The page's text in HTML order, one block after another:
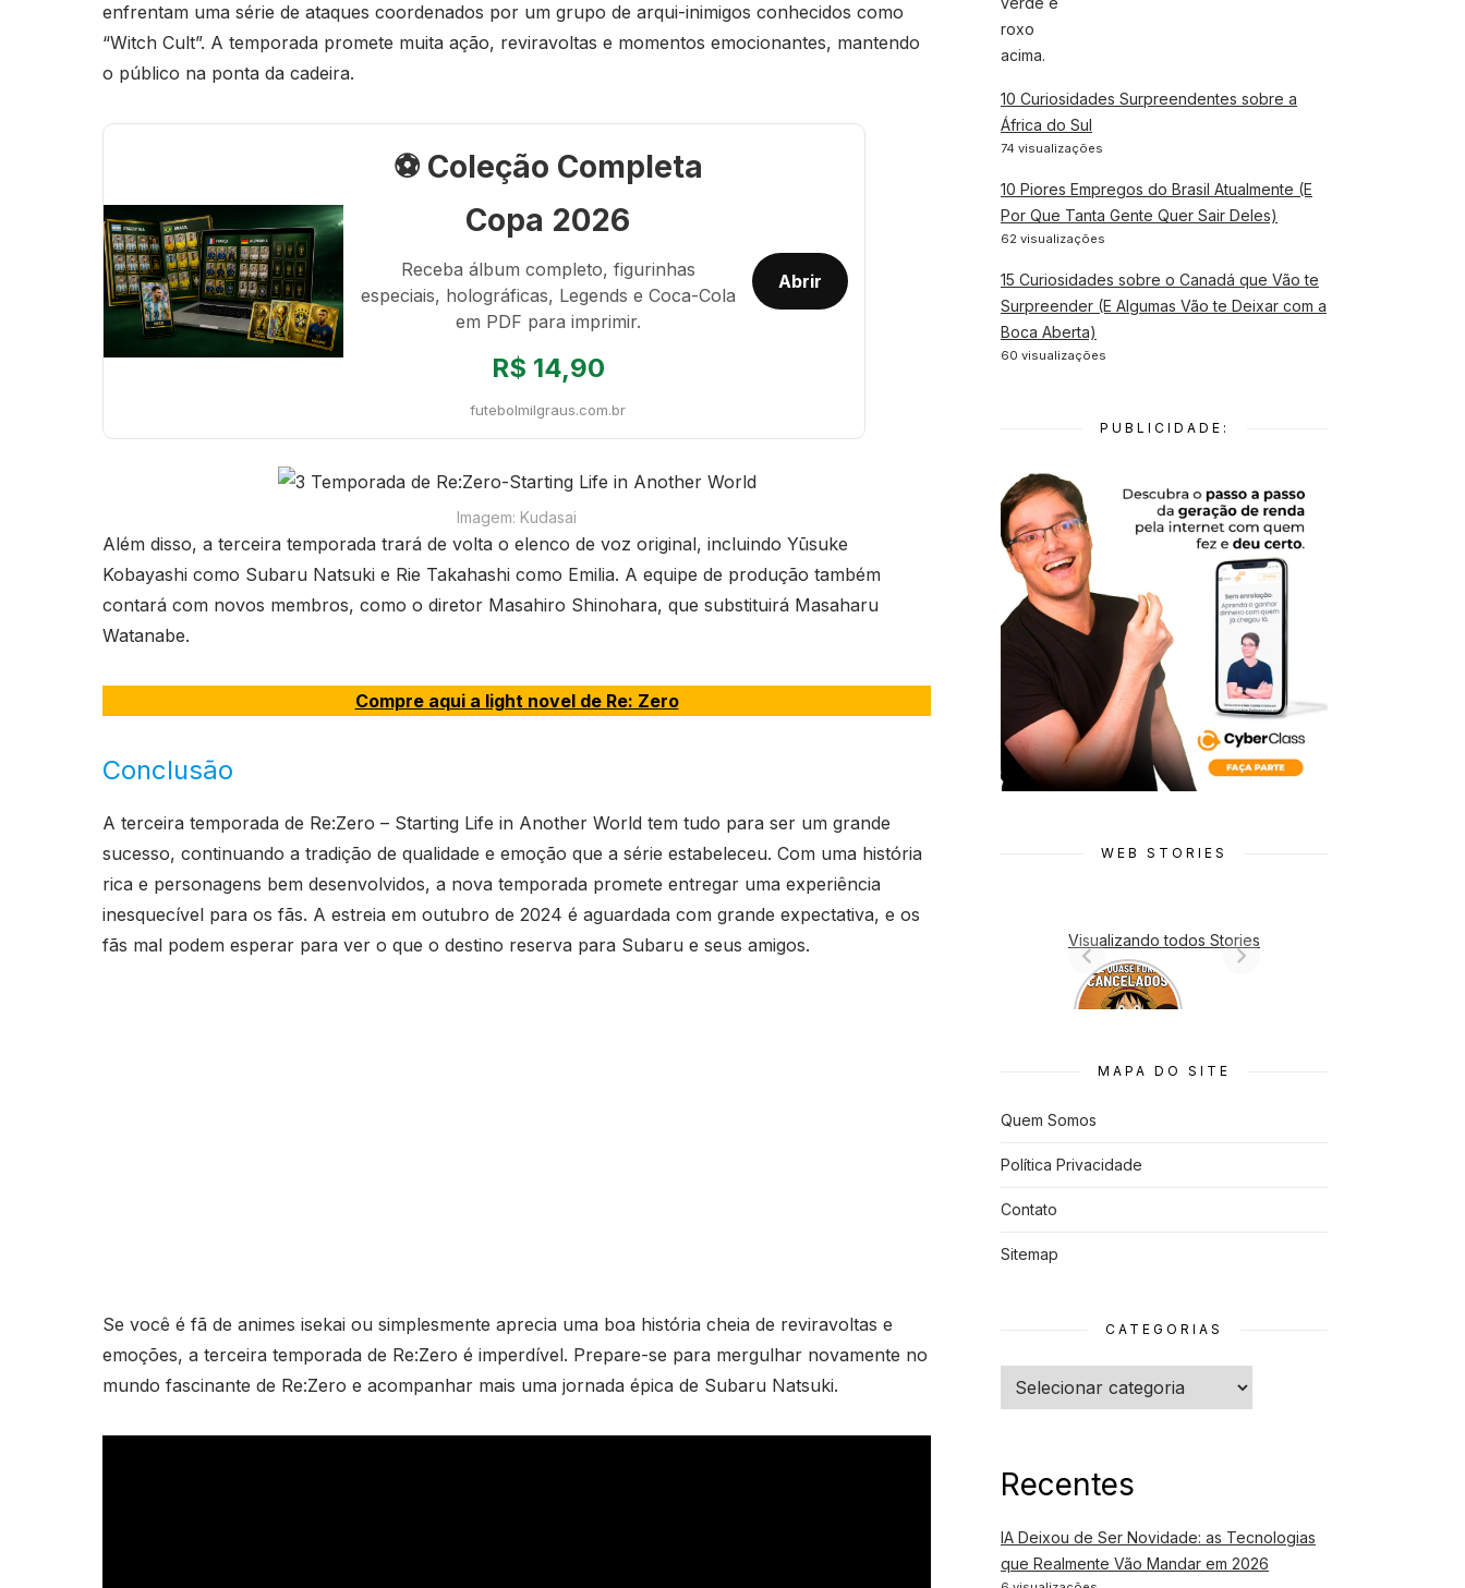
enfrentam uma série de ataques coordenados por um grupo de arqui-inimigos conhecidos como
“Witch Cult”. A temporada promete muita ação, reviravoltas e momentos emocionantes, mantendo
o público na ponta da cadeira.
⚽ Coleção Completa
Copa 2026
Receba álbum completo, figurinhas
especiais, holográficas, Legends e Coca-Cola
em PDF para imprimir.
R$ 14,90
futebolmilgraus.com.br
Abrir
Imagem: Kudasai
Além disso, a terceira temporada trará de volta o elenco de voz original, incluindo Yūsuke
Kobayashi como Subaru Natsuki e Rie Takahashi como Emilia. A equipe de produção também
contará com novos membros, como o diretor Masahiro Shinohara, que substituirá Masaharu
Watanabe.
Compre aqui a light novel de Re: Zero
Conclusão
A terceira temporada de Re:Zero – Starting Life in Another World tem tudo para ser um grande
sucesso, continuando a tradição de qualidade e emoção que a série estabeleceu. Com uma história
rica e personagens bem desenvolvidos, a nova temporada promete entregar uma experiência
inesquecível para os fãs. A estreia em outubro de 2024 é aguardada com grande expectativa, e os
fãs mal podem esperar para ver o que o destino reserva para Subaru e seus amigos.
Se você é fã de animes isekai ou simplesmente aprecia uma boa história cheia de reviravoltas e
emoções, a terceira temporada de Re:Zero é imperdível. Prepare-se para mergulhar novamente no
mundo fascinante de Re:Zero e acompanhar mais uma jornada épica de Subaru Natsuki.
10 Curiosidades Surpreendentes sobre a
África do Sul
74 visualizações
10 Piores Empregos do Brasil Atualmente (E
Por Que Tanta Gente Quer Sair Deles)
62 visualizações
15 Curiosidades sobre o Canadá que Vão te
Surpreender (E Algumas Vão te Deixar com a
Boca Aberta)
60 visualizações
PUBLICIDADE:
WEB STORIES
Visualizando todos Stories
7 Animes
que quase
MAPA DO SITE
Quem Somos
Política Privacidade
Contato
Sitemap
CATEGORIAS
Categorias
Recentes
IA Deixou de Ser Novidade: as Tecnologias
que Realmente Vão Mandar em 2026